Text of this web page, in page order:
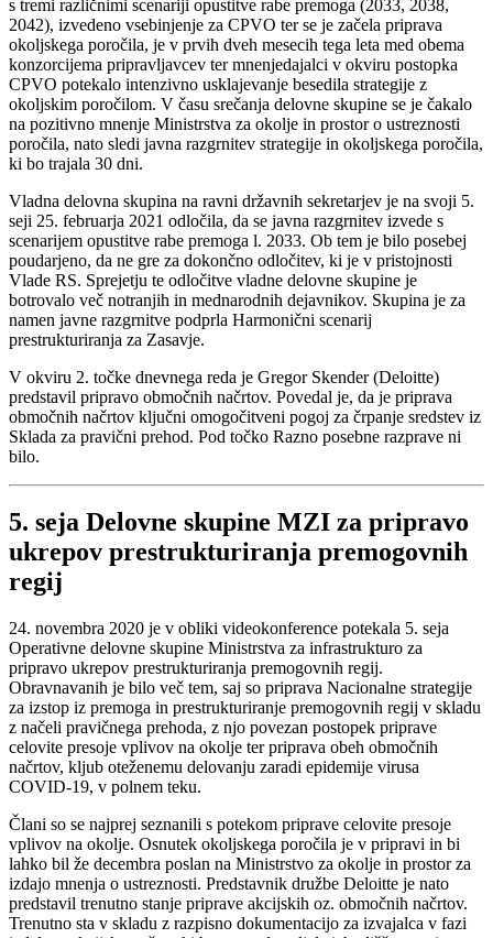
s tremi različnimi scenariji opustitve rabe premoga (2033, 2038,
2042), izvedeno vsebinjenje za CPVO ter se je začela priprava
okoljskega poročila, je v prvih dveh mesecih tega leta med obema
konzorcijema pripravljavcev ter mnenjedajalci v okviru postopka
CPVO potekalo intenzivno usklajevanje besedila strategije z
okoljskim poročilom. V času srečanja delovne skupine se je čakalo
na pozitivno mnenje Ministrstva za okolje in prostor o ustreznosti
poročila, nato sledi javna razgrnitev strategije in okoljskega poročila,
ki bo trajala 30 dni.
Vladna delovna skupina na ravni državnih sekretarjev je na svoji 5.
seji 25. februarja 2021 odločila, da se javna razgrnitev izvede s
scenarijem opustitve rabe premoga l. 2033. Ob tem je bilo posebej
poudarjeno, da ne gre za dokončno odločitev, ki je v pristojnosti
Vlade RS. Sprejetju te odločitve vladne delovne skupine je
botrovalo več notranjih in mednarodnih dejavnikov. Skupina je za
namen javne razgrnitve podprla Harmonični scenarij
prestrukturiranja za Zasavje.
V okviru 2. točke dnevnega reda je Gregor Skender (Deloitte)
predstavil pripravo območnih načrtov. Povedal je, da je priprava
območnih načrtov ključni omogočitveni pogoj za črpanje sredstev iz
Sklada za pravični prehod. Pod točko Razno posebne razprave ni
bilo.
5. seja Delovne skupine MZI za pripravo
ukrepov prestrukturiranja premogovnih
regij
24. novembra 2020 je v obliki videokonference potekala 5. seja
Operativne delovne skupine Ministrstva za infrastrukturo za
pripravo ukrepov prestrukturiranja premogovnih regij.
Obravnavanih je bilo več tem, saj so priprava Nacionalne strategije
za izstop iz premoga in prestrukturiranje premogovnih regij v skladu
z načeli pravičnega prehoda, z njo povezan postopek priprave
celovite presoje vplivov na okolje ter priprava obeh območnih
načrtov, kljub oteženemu delovanju zaradi epidemije virusa
COVID-19, v polnem teku.
Člani so se najprej seznanili s potekom priprave celovite presoje
vplivov na okolje. Osnutek okoljskega poročila je v pripravi in bi
lahko bil že decembra poslan na Ministrstvo za okolje in prostor za
izdajo mnenja o ustreznosti. Predstavnik družbe Deloitte je nato
predstavil trenutno stanje priprave akcijskih oz. območnih načrtov.
Trenutno sta v skladu z razpisno dokumentacijo za izvajalca v fazi